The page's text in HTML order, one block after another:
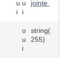
u
i
u
i
jointe
o
u
i
string(
255)